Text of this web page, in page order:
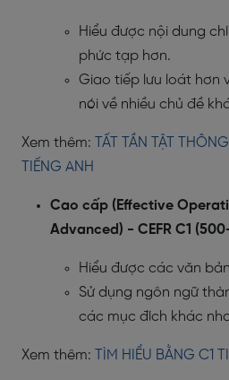
Hiểu được nội dung
phức tạp hơn.
Giao tiếp lưu loát hơn
nói về nhiều chủ đề
Xem thêm:
TẤT TẦN TẬT
TIẾNG ANH
Cao cấp (Effective
Advanced) - CEFR C1
Hiểu được các văn
Sử dụng ngôn ngữ
các mục đích khác
Xem thêm: TÌM HIỂU BẰNG C1